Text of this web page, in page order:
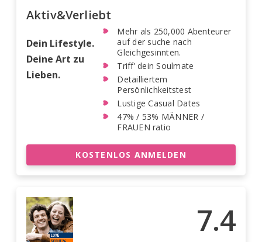
Aktiv&Verliebt
Dein Lifestyle.
Deine Art zu
Lieben.
Mehr als 250,000 Abenteurer
auf der suche nach
Gleichgesinnten.
Triff’ dein Soulmate
Detailliertem
Persönlichkeitstest
Lustige Casual Dates
47% / 53% MÄNNER /
FRAUEN ratio
KOSTENLOS ANMELDEN
7.4